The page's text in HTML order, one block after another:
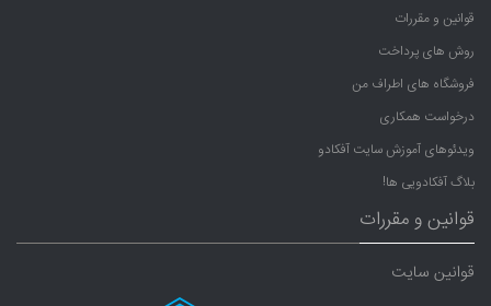
قوانین و مقررات
روش های پرداخت
فروشگاه های اطراف من
درخواست همکاری
ویدئوهای آموزش سایت آفکادو
بلاگ آفکادویی ها!
قوانین و مقررات
قوانین سایت